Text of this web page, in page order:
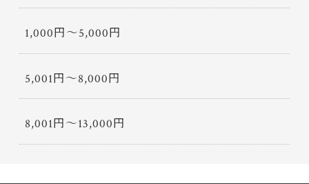
1,000円〜5,000円
5,001円〜8,000円
8,001円〜13,000円